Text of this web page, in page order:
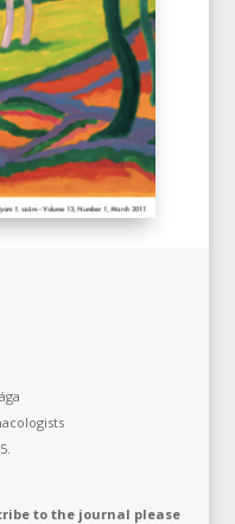
to the journal please